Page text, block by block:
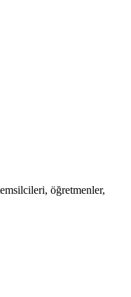
öğretmenler,